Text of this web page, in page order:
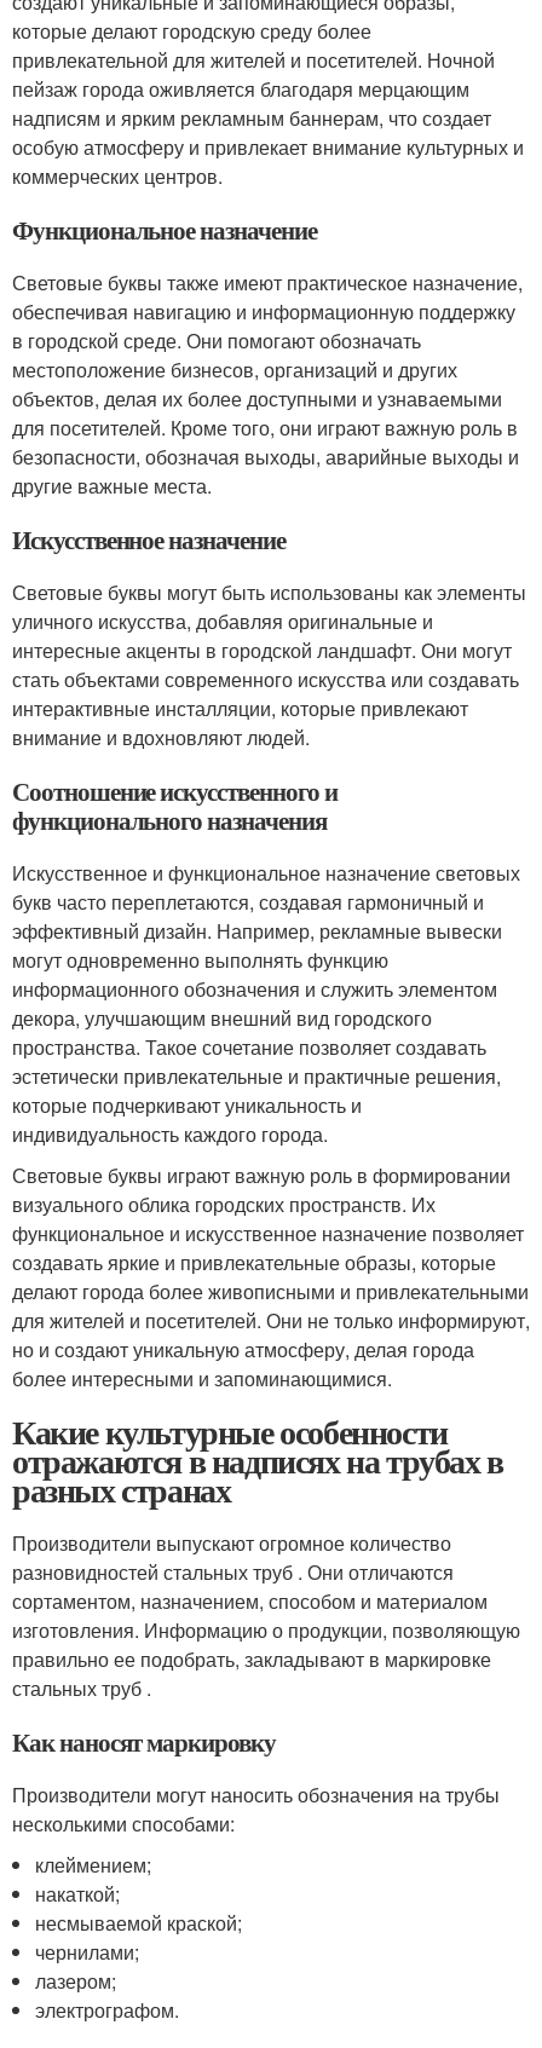
которые делают городскую среду более
привлекательной для жителей и посетителей. Ночной
пейзаж города оживляется благодаря мерцающим
надписям и ярким рекламным баннерам, что создает
особую атмосферу и привлекает внимание культурных и
коммерческих центров.
Функциональное назначение
Световые буквы также имеют практическое назначение,
обеспечивая навигацию и информационную поддержку
в городской среде. Они помогают обозначать
местоположение бизнесов, организаций и других
объектов, делая их более доступными и узнаваемыми
для посетителей. Кроме того, они играют важную роль в
безопасности, обозначая выходы, аварийные выходы и
другие важные места.
Искусственное назначение
Световые буквы могут быть использованы как элементы
уличного искусства, добавляя оригинальные и
интересные акценты в городской ландшафт. Они могут
стать объектами современного искусства или создавать
интерактивные инсталляции, которые привлекают
внимание и вдохновляют людей.
Соотношение искусственного и
функционального назначения
Искусственное и функциональное назначение световых
букв часто переплетаются, создавая гармоничный и
эффективный дизайн. Например, рекламные вывески
могут одновременно выполнять функцию
информационного обозначения и служить элементом
декора, улучшающим внешний вид городского
пространства. Такое сочетание позволяет создавать
эстетически привлекательные и практичные решения,
которые подчеркивают уникальность и
индивидуальность каждого города.
Световые буквы играют важную роль в формировании
визуального облика городских пространств. Их
функциональное и искусственное назначение позволяет
создавать яркие и привлекательные образы, которые
делают города более живописными и привлекательными
для жителей и посетителей. Они не только информируют,
но и создают уникальную атмосферу, делая города
более интересными и запоминающимися.
Какие культурные особенности
отражаются в надписях на трубах в
разных странах
Производители выпускают огромное количество
разновидностей стальных труб . Они отличаются
сортаментом, назначением, способом и материалом
изготовления. Информацию о продукции, позволяющую
правильно ее подобрать, закладывают в маркировке
стальных труб .
Как наносят маркировку
Производители могут наносить обозначения на трубы
несколькими способами:
клеймением;
накаткой;
несмываемой краской;
чернилами;
лазером;
электрографом.